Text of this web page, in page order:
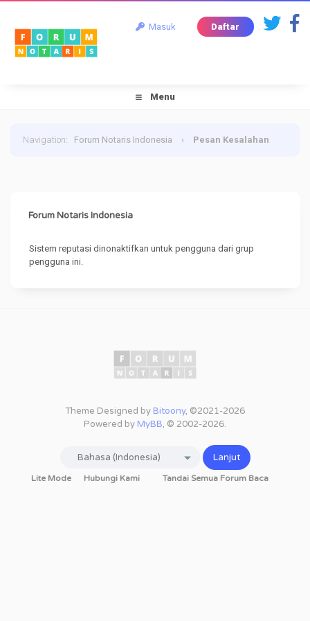
Masuk Daftar
Menu
Navigation: Forum Notaris Indonesia › Pesan Kesalahan
Forum Notaris Indonesia
Sistem reputasi dinonaktifkan untuk pengguna dari grup
pengguna ini.
Theme Designed by Bitoony, ©2021-2026
Powered by MyBB, © 2002-2026.
Lite Mode Hubungi Kami Tandai Semua Forum Baca